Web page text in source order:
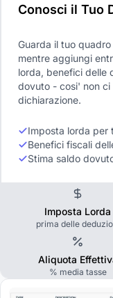
Conosci il Tuo
Guarda il tuo
mentre aggiungi
lorda, benefici delle
dovuto - cosi' non ci
dichiarazione.
Imposta lorda per
Benefici fiscali
Stima saldo
Imposta Lorda
prima delle
Aliquota
% media tasse